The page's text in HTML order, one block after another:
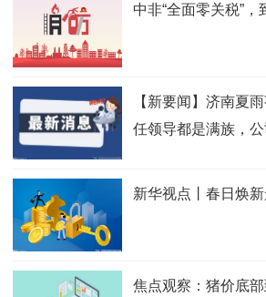
中非“全面零关税”，
【新要闻】济南夏
任领导都是满族，
新华视点丨春日焕
焦点观察：猪价底